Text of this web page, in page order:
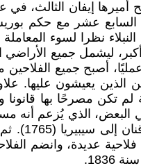
السابع عشر مع حكم
أكبر، ليشمل جميع
وعمليًا، أصبح جميع
الذين يعيشون عليها.
تكن مصرحًا بها
البعض، الذي يُزعم